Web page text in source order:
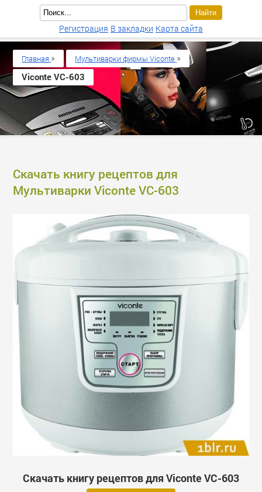
Скачать книгу рецептов для
Мультиварки Viconte VC-603
Скачать книгу рецептов для Viconte VC-603
Главная » Мультиварки фирмы Viconte »
Viconte VC-603
Регистрация В закладки Карта сайта